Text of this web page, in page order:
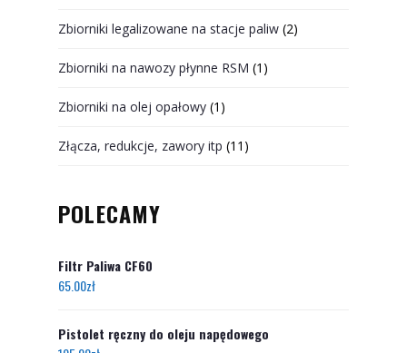
Zbiorniki legalizowane na stacje paliw (2)
Zbiorniki na nawozy płynne RSM (1)
Zbiorniki na olej opałowy (1)
Złącza, redukcje, zawory itp (11)
POLECAMY
Filtr Paliwa CF60
65.00zł
Pistolet ręczny do oleju napędowego